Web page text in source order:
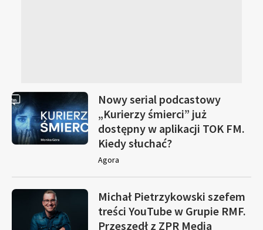
Nowy serial podcastowy
„Kurierzy śmierci” już
dostępny w aplikacji TOK FM.
Kiedy słuchać?
Agora
Michał Pietrzykowski szefem
treści YouTube w Grupie RMF.
Przeszedł z ZPR Media